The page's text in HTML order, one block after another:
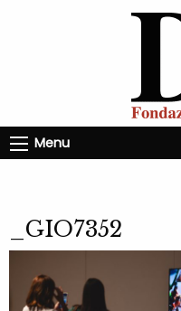
Menu
_GIO7352